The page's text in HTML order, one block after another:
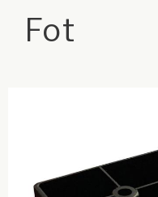
Fot